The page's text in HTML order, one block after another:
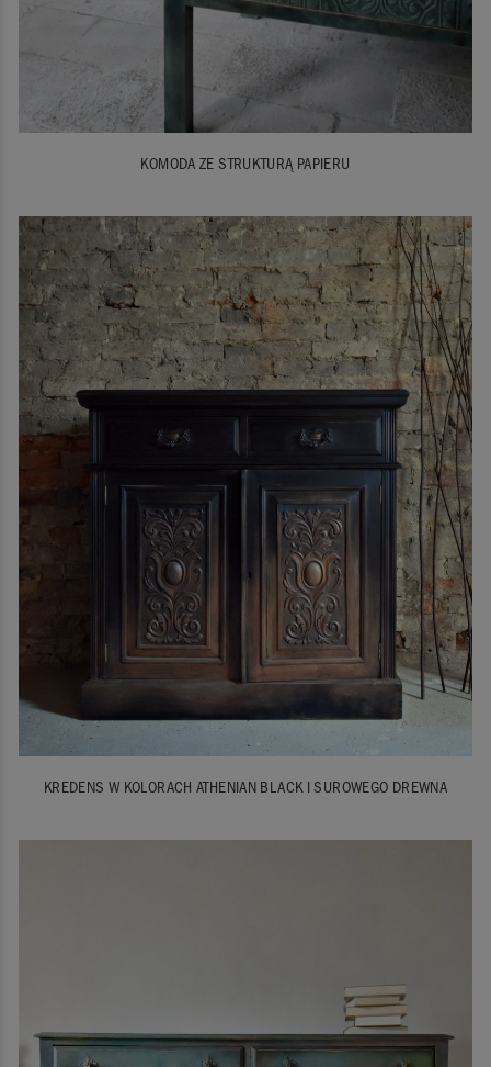
KOMODA ZE STRUKTURĄ PAPIERU
KREDENS W KOLORACH ATHENIAN BLACK I SUROWEGO DREWNA